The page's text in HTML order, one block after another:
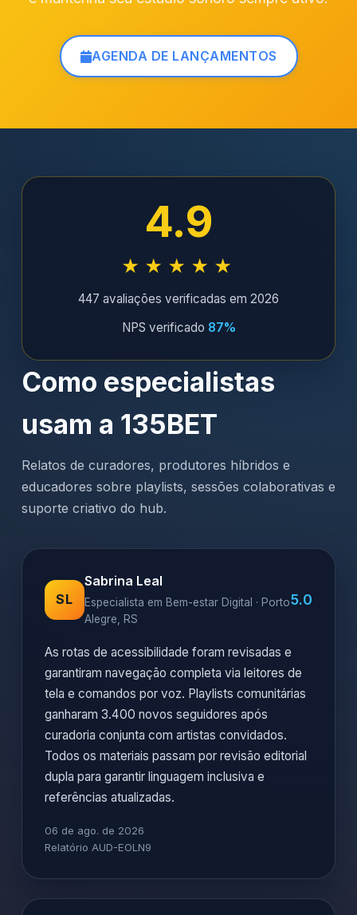
AGENDA DE LANÇAMENTOS
4.9
★★★★★
447 avaliações verificadas em 2026
NPS verificado 87%
Como especialistas
usam a 135BET
Relatos de curadores, produtores híbridos e
educadores sobre playlists, sessões colaborativas e
suporte criativo do hub.
SL
Sabrina Leal
Especialista em Bem-estar Digital · Porto
Alegre, RS
5.0
As rotas de acessibilidade foram revisadas e
garantiram navegação completa via leitores de
tela e comandos por voz. Playlists comunitárias
ganharam 3.400 novos seguidores após
curadoria conjunta com artistas convidados.
Todos os materiais passam por revisão editorial
dupla para garantir linguagem inclusiva e
referências atualizadas.
06 de ago. de 2026
Relatório AUD-EOLN9